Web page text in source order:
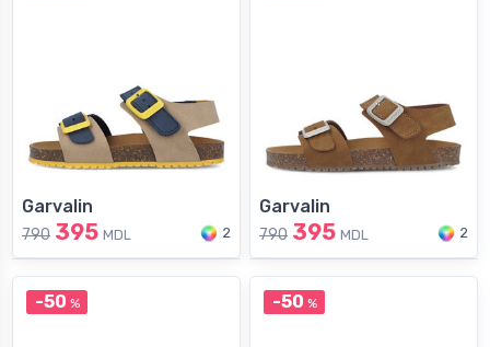
Garvalin
790 395 MDL 2
Garvalin
790 395 MDL 2
-50 % -50 %